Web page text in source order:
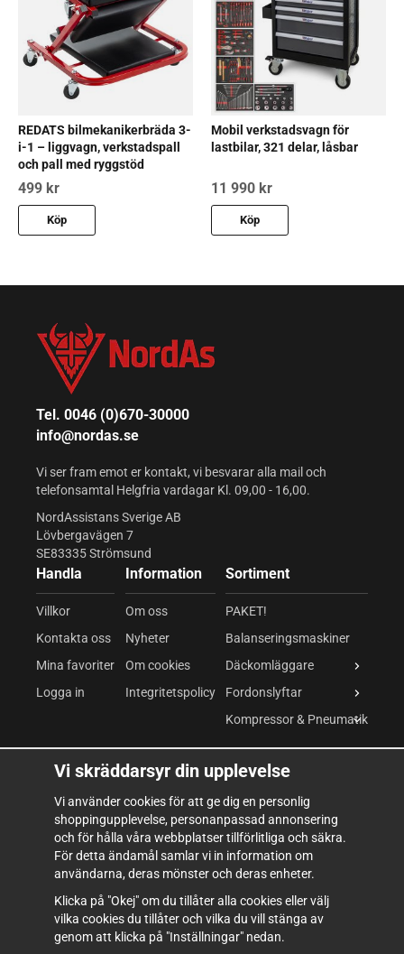
REDATS bilmekanikerbräda 3-
i-1 – liggvagn, verkstadspall
och pall med ryggstöd
499 kr
Köp
Mobil verkstadsvagn för
lastbilar, 321 delar, låsbar
11 990 kr
Köp
Tel. 0046 (0)670-30000
info@nordas.se
Vi ser fram emot er kontakt, vi besvarar alla mail och
telefonsamtal Helgfria vardagar Kl. 09,00 - 16,00.
NordAssistans Sverige AB
Lövbergavägen 7
SE83335 Strömsund
Handla
Villkor
Kontakta oss
Mina favoriter
Logga in
Information
Om oss
Nyheter
Om cookies
Integritetspolicy
Sortiment
PAKET!
Balanseringsmaskiner
Däckomläggare
Fordonslyftar
Kompressor & Pneumatik
Kompressor
Mutterdragare
Verkstadsutrustning
Verktyg & Inredning
Förbrukning
Vi skräddarsyr din upplevelse
Vi använder cookies för att ge dig en personlig
shoppingupplevelse, personanpassad annonsering
och för hålla våra webbplatser tillförlitliga och säkra.
För detta ändamål samlar vi in information om
användarna, deras mönster och deras enheter.
Klicka på "Okej" om du tillåter alla cookies eller välj
vilka cookies du tillåter och vilka du vill stänga av
genom att klicka på "Inställningar" nedan.